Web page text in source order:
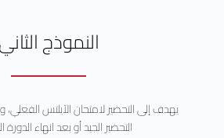
النموذج الثاني
يهدف إلى التحضير لامتحان الآيلتس
التحضير الجيد أو بعد انهاء الدورة